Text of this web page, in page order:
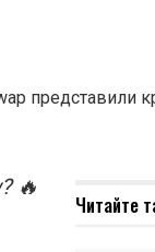
представили
Читайте
🔥